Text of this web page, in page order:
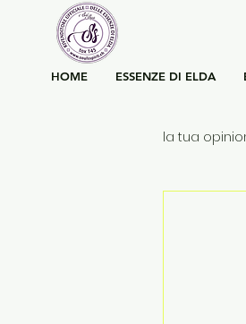
HOME ESSENZE DI ELDA
la tua